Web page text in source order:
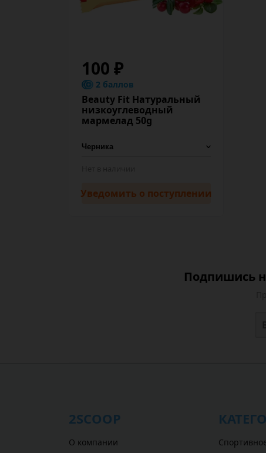
100 ₽
2 баллов
Beauty Fit Натуральный
низкоуглеводный
мармелад 50g
Уведомить о поступлении
Подпишись
2SCOOP
О компании